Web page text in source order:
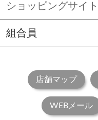
ショッピングサイト
組合員
店舗マップ
WEBメール